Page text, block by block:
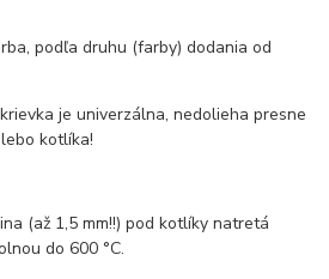
podľa druhu (farby) dodania od
je univerzálna, nedolieha presne
kotlíka!
(až 1,5 mm!!) pod kotlíky natretá
do 600 °C.